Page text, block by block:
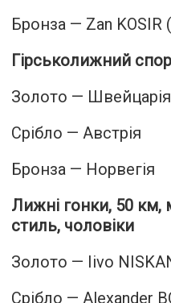
Бронза — Zan KOSIR
Гірськолижний
Золото — Швейцарія
Срібло — Австрія
Бронза — Норвегія
Лижні гонки, 50 км,
стиль, чоловіки
Золото — Iivo
Срібло — Alexander